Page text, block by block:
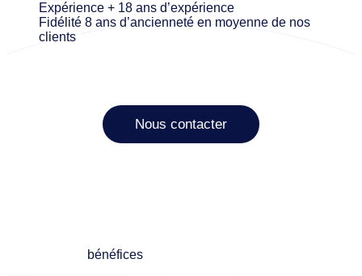
Expérience + 18 ans d’expérience
Fidélité 8 ans d’ancienneté en moyenne de nos
clients
Nous contacter
bénéfices